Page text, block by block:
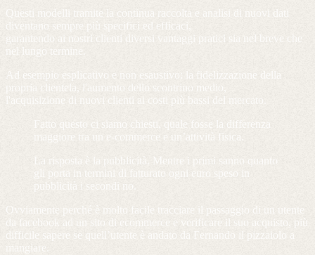
Questi modelli tramite la continua raccolta e analisi di nuovi dati
diventano sempre più specifici ed efficaci,
garantendo ai nostri clienti diversi vantaggi pratici sia nel breve che
nel lungo termine.
Ad esempio esplicativo e non esaustivo: la fidelizzazione della
propria clientela, l'aumento dello scontrino medio,
l'acquisizione di nuovi clienti ai costi più bassi del mercato.
Fatto questo ci siamo chiesti, quale fosse la differenza
maggiore tra un e-commerce e un’attività fisica.
La risposta è la pubblicità. Mentre i primi sanno quanto
gli porta in termini di fatturato ogni euro speso in
pubblicità i secondi no.
Ovviamente perché è molto facile tracciare il passaggio di un utente
da facebook ad un sito di ecommerce e verificare il suo acquisto, più
difficile sapere se quell’utente è andato da Fernando il pizzaiolo a
mangiare.